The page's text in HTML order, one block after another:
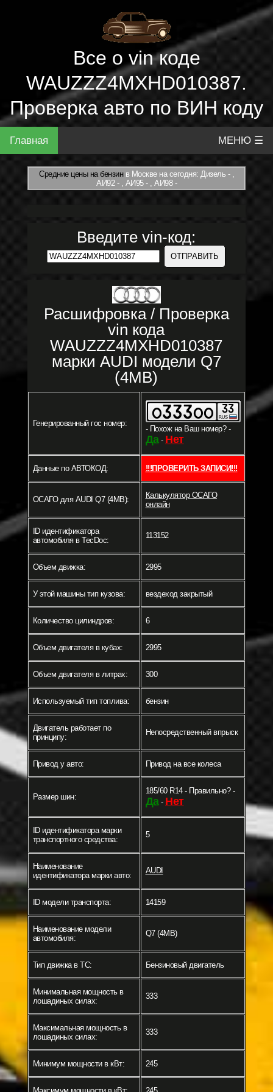
Все о vin коде
WAUZZZ4MXHD010387.
Проверка авто по ВИН коду
Главная МЕНЮ ☰
Средние цены на бензинв Москве на сегодня: Дизель - ,
АИ92 - , АИ95 - , АИ98 -
Введите vin-код:
Расшифровка / Проверка
vin кода
WAUZZZ4MXHD010387
марки AUDI модели Q7
(4MB)
Генерированный гос номер:
- Похож на Ваш номер? -
Да- Нет
Данные по АВТОКОД: !!!ПРОВЕРИТЬ ЗАПИСИ!!!
ОСАГО для AUDI Q7 (4MB):
Калькулятор ОСАГО
онлайн
ID идентификатора
автомобиля в TecDoc:
113152
Объем движка: 2995
У этой машины тип кузова: вездеход закрытый
Количество цилиндров: 6
Объем двигателя в кубах: 2995
Объем двигателя в литрах: 300
Используемый тип топлива: бензин
Двигатель работает по
принципу:
Непосредственный впрыск
Привод у авто: Привод на все колеса
Размер шин:
185/60 R14 - Правильно? -
Да- Нет
ID идентификатора марки
транспортного средства:
5
Наименование
идентификатора марки авто:
AUDI
ID модели транспорта: 14159
Наименование модели
автомобиля:
Q7 (4MB)
Тип движка в ТС: Бензиновый двигатель
Минимальная мощность в
лошадиных силах:
333
Максимальная мощность в
лошадиных силах:
333
Минимум мощности в кВт: 245